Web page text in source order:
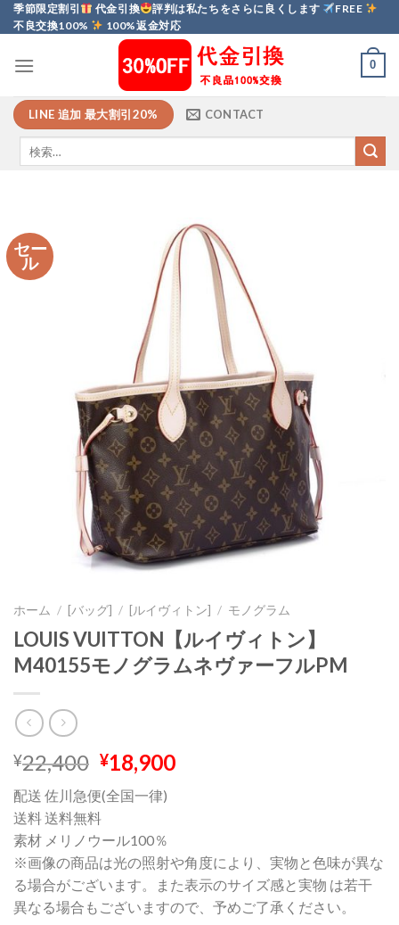
Skip
to
季節限定割引 代金引換 評判は私たちをさらに良くします
FREE
不良交換100%
100%返金対応
0
LINE 追加 最大割引20% CONTACT
セー
ル
ホーム / [バッグ] / [ルイヴィトン] / モノグラム
LOUIS VUITTON【ルイヴィトン】
M40155モノグラムネヴァーフルPM
¥22,400 元
価
格
は
¥22,400
で
し
¥18,900現
は
¥18,900
で
配送 佐川急便(全国一律)
送料 送料無料
素材 メリノウール100％
※画像の商品は光の照射や角度により、実物と色味が異な
る場合がございます。また表示のサイズ感と実物 は若干
異なる場合もございますので、予めご了承ください。